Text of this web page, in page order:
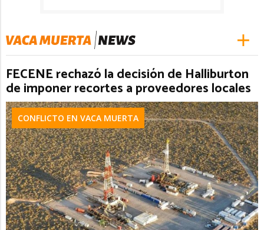
FECENE rechazó la decisión de Halliburton
de imponer recortes a proveedores locales
CONFLICTO EN VACA MUERTA